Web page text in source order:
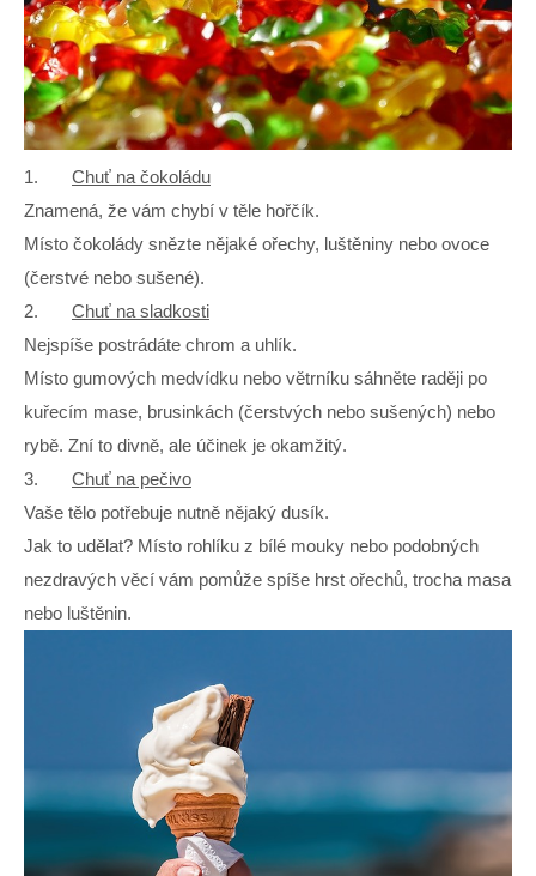
1. Chuť na čokoládu
Znamená, že vám chybí v těle hořčík.
Místo čokolády snězte nějaké ořechy, luštěniny nebo ovoce
(čerstvé nebo sušené).
2. Chuť na sladkosti
Nejspíše postrádáte chrom a uhlík.
Místo gumových medvídku nebo větrníku sáhněte raději po
kuřecím mase, brusinkách (čerstvých nebo sušených) nebo
rybě. Zní to divně, ale účinek je okamžitý.
3. Chuť na pečivo
Vaše tělo potřebuje nutně nějaký dusík.
Jak to udělat? Místo rohlíku z bílé mouky nebo podobných
nezdravých věcí vám pomůže spíše hrst ořechů, trocha masa
nebo luštěnin.